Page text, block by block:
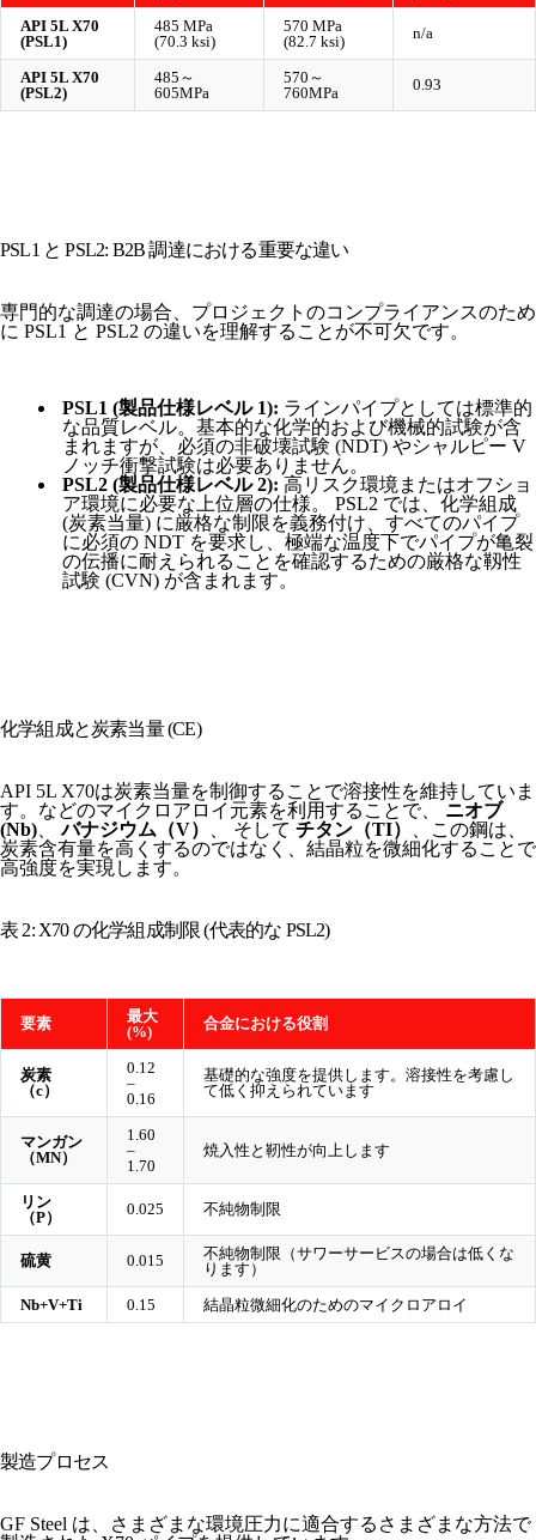
API 5L X70
(PSL1)
485 MPa
(70.3 ksi)
570 MPa
(82.7 ksi)
n/a
API 5L X70
(PSL2)
485～
605MPa
570～
760MPa
0.93
PSL1 と PSL2: B2B 調達における重要な違い
専門的な調達の場合、プロジェクトのコンプライアンスのため
に PSL1 と PSL2 の違いを理解することが不可欠です。
PSL1 (製品仕様レベル 1): ラインパイプとしては標準的
な品質レベル。基本的な化学的および機械的試験が含
まれますが、必須の非破壊試験 (NDT) やシャルピー V
ノッチ衝撃試験は必要ありません。
PSL2 (製品仕様レベル 2): 高リスク環境またはオフショ
ア環境に必要な上位層の仕様。 PSL2 では、化学組成
(炭素当量) に厳格な制限を義務付け、すべてのパイプ
に必須の NDT を要求し、極端な温度下でパイプが亀裂
の伝播に耐えられることを確認するための厳格な靱性
試験 (CVN) が含まれます。
化学組成と炭素当量 (CE)
API 5L X70は炭素当量を制御することで溶接性を維持していま
す。などのマイクロアロイ元素を利用することで、 ニオブ
(Nb) 、バナジウム（V） 、 そして チタン（TI）
、この鋼は、
炭素含有量を高くするのではなく、結晶粒を微細化することで
高強度を実現します。
表 2: X70 の化学組成制限 (代表的な PSL2)
要素
最大
(%)
合金における役割
炭素
（c）
0.12
–
0.16
基礎的な強度を提供します。溶接性を考慮し
て低く抑えられています
マンガン
（MN）
1.60
–
1.70
焼入性と靭性が向上します
リン
（P）
0.025 不純物制限
硫黄 0.015
不純物制限（サワーサービスの場合は低くな
ります）
Nb+V+Ti
0.15 結晶粒微細化のためのマイクロアロイ
製造プロセス
GF Steel は、さまざまな環境圧力に適合するさまざまな方法で